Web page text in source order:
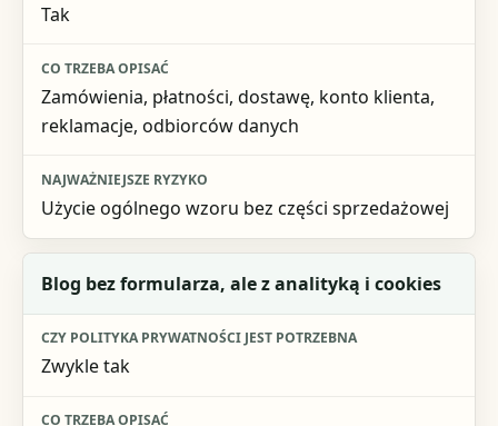
Tak
Zamówienia, płatności, dostawę, konto klienta,
reklamacje, odbiorców danych
Użycie ogólnego wzoru bez części sprzedażowej
Blog bez formularza, ale z analityką i cookies
Zwykle tak